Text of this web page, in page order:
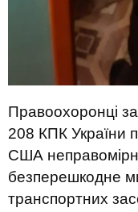
Правоохоронці
208 КПК України
США
безперешкодне
транспортних